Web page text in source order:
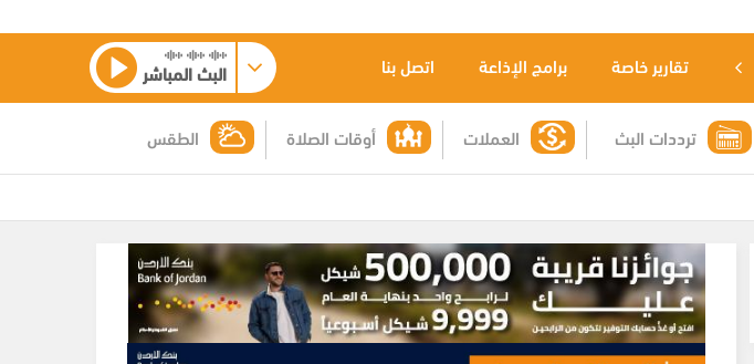
تقارير خاصة برامج الإذاعة اتصل بنا البث المباشر
الطقس أوقات الصلاة العملات ترددات البث